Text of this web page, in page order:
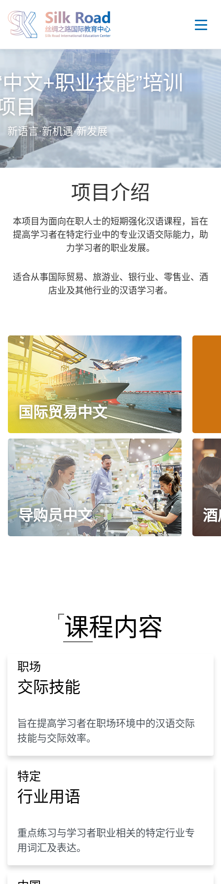
中文+职业技能”培训
目
新语言·新机遇·新发展
项目介绍
本项目为面向在职人士的短期强化汉语课程，旨在
提高学习者在特定行业中的专业汉语交际能力，助
力学习者的职业发展。
适合从事国际贸易、旅游业、银行业、零售业、酒
店业及其他行业的汉语学习者。
国际贸易中文
导购员中文
课程内容
职场
交际技能
旨在提高学习者在职场环境中的汉语交际
技能与交际效率。
特定
行业用语
重点练习与学习者职业相关的特定行业专
用词汇及表达。